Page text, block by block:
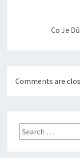
Co Je
Comments are
Search
for: